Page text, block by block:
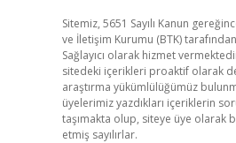
Sitemiz, 5651 Sayılı Kanun
ve İletişim Kurumu (BTK)
Sağlayıcı olarak hizmet
sitedeki içerikleri proaktif olarak
araştırma yükümlülüğümüz
üyelerimiz yazdıkları içeriklerin
taşımakta olup, siteye üye olarak
etmiş sayılırlar.